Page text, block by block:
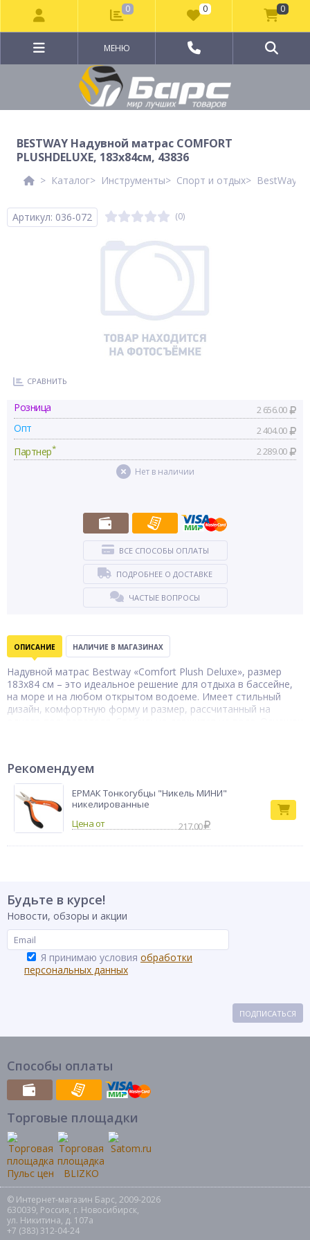
МЕНЮ
BESTWAY Надувной матрас COMFORT
PLUSHDELUXE, 183x84см, 43836
Каталог Инструменты Спорт и отдых BestWay
Артикул: 036-072 (0)
СРАВНИТЬ
Розница 2 656.00
Опт 2 404.00
Партнер* 2 289.00
Нет в наличии
ВСЕ СПОСОБЫ ОПЛАТЫ
ПОДРОБНЕЕ О ДОСТАВКЕ
ЧАСТЫЕ ВОПРОСЫ
ОПИСАНИЕ НАЛИЧИЕ В МАГАЗИНАХ
Надувной матрас Bestway «Comfort Plush Deluxe», размер
183x84 см – это идеальное решение для отдыха в бассейне,
на море и на любом открытом водоеме. Имеет стильный
дизайн, комфортную форму и размер, рассчитанный на
обладает высокой степенью герметичности и не требует
частой подкачки. Матрас устойчив к износу и деформации, не
боится УФ-лучей.
Бренд BestWay
Рекомендуем
ЕРМАК Тонкогубцы "Никель МИНИ"
никелированные
217.00
Будьте в курсе!
Новости, обзоры и акции
Я принимаю условия обработки
персональных данных
ПОДПИСАТЬСЯ
Способы оплаты
Торговые площадки
© Интернет-магазин Барс, 2009-2026
630039, Россия, г. Новосибирск,
ул. Никитина, д. 107а
+7 (383) 312-04-24
0 0 0